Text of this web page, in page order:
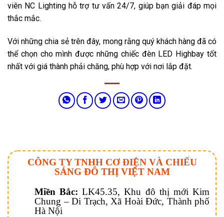
viên NC Lighting hỗ trợ tư vấn 24/7, giúp bạn giải đáp mọi
thắc mắc.
Với những chia sẻ trên đây, mong rằng quý khách hàng đã có
thể chọn cho mình được những chiếc đèn LED Highbay tốt
nhất với giá thành phải chăng, phù hợp với nơi lắp đặt.
CÔNG TY TNHH CƠ ĐIỆN VÀ CHIẾU
SÁNG ĐÔ THỊ VIỆT NAM
Miền Bắc: LK45.35, Khu đô thị mới Kim
Chung – Di Trạch, Xã Hoài Đức, Thành phố
Hà Nội